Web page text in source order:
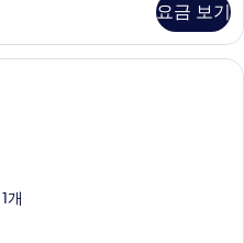
요금 보기
더블룸 또는 트윈룸 | 저자극성 침구,
개